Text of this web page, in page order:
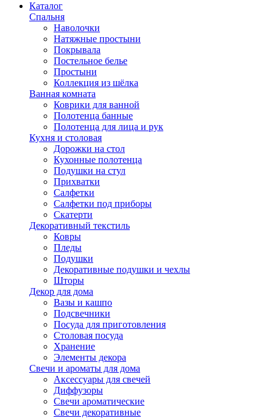
Каталог
Спальня
Наволочки
Натяжные простыни
Покрывала
Постельное белье
Простыни
Коллекция из шёлка
Ванная комната
Коврики для ванной
Полотенца банные
Полотенца для лица и рук
Кухня и столовая
Дорожки на стол
Кухонные полотенца
Подушки на стул
Прихватки
Салфетки
Салфетки под приборы
Скатерти
Декоративный текстиль
Ковры
Пледы
Подушки
Декоративные подушки и чехлы
Шторы
Декор для дома
Вазы и кашпо
Подсвечники
Посуда для приготовления
Столовая посуда
Хранение
Элементы декора
Свечи и ароматы для дома
Аксессуары для свечей
Диффузоры
Свечи ароматические
Свечи декоративные